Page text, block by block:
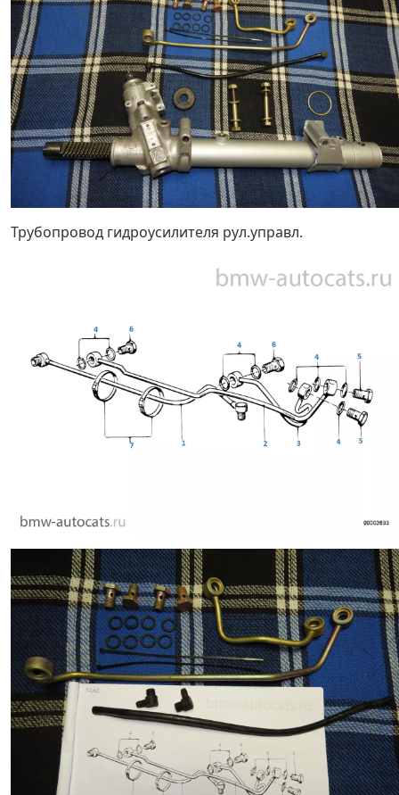
Трубопровод гидроусилителя рул.управл.